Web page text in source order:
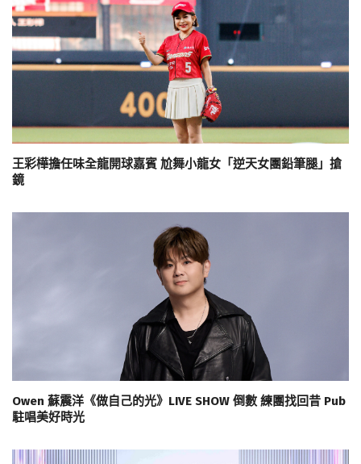
王彩樺擔任味全龍開球嘉賓 尬舞小龍女「逆天女團鉛筆腿」搶
鏡
Owen 蘇震洋《做自己的光》LIVE SHOW 倒數 練團找回昔 Pub
駐唱美好時光